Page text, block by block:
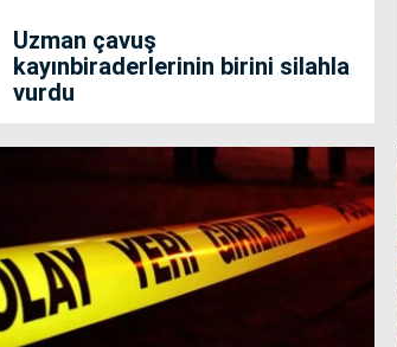
Uzman çavuş
kayınbiraderlerinin birini silahla
vurdu